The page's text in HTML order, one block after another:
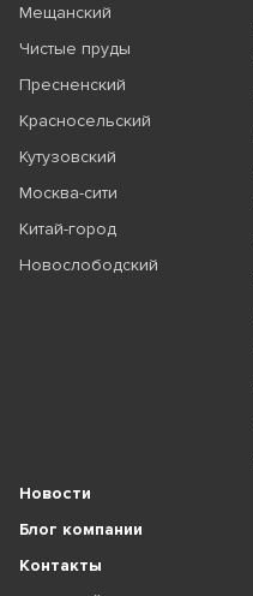
Мещанский
Чистые пруды
Пресненский
Красносельский
Кутузовский
Москва-сити
Китай-город
Новослободский
Новости
Блог компании
Контакты